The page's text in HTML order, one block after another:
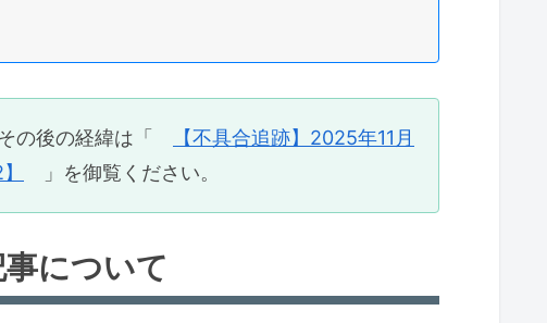
アップ
for Windows 11, version 25H2 for x64-
(26200.7171)
の後の経緯は「
【不具合追跡】2025年11月
」を御覧ください。
について